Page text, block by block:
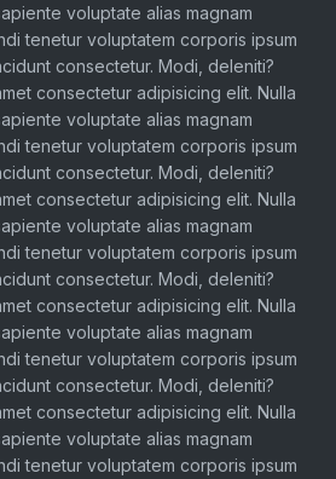
voluptate alias magnam
tenetur voluptatem corporis ipsum
consectetur. Modi, deleniti?
consectetur adipisicing elit. Nulla
voluptate alias magnam
tenetur voluptatem corporis ipsum
consectetur. Modi, deleniti?
consectetur adipisicing elit. Nulla
voluptate alias magnam
tenetur voluptatem corporis ipsum
consectetur. Modi, deleniti?
consectetur adipisicing elit. Nulla
voluptate alias magnam
tenetur voluptatem corporis ipsum
consectetur. Modi, deleniti?
consectetur adipisicing elit. Nulla
voluptate alias magnam
tenetur voluptatem corporis ipsum